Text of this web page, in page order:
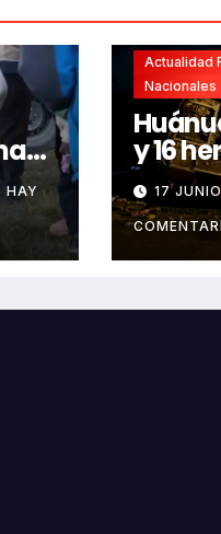
HAY
Actualidad
Nacionales
y 16
de
que
17